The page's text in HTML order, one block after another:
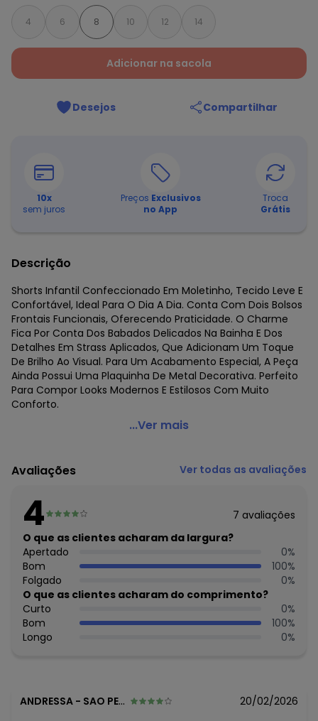
4 6 8 10 12 14
Adicionar na sacola
Desejos Compartilhar
10x
sem juros
Preços Exclusivos
no App
Troca
Grátis
Descrição
Shorts Infantil Confeccionado Em Moletinho, Tecido Leve E
Confortável, Ideal Para O Dia A Dia. Conta Com Dois Bolsos
Frontais Funcionais, Oferecendo Praticidade. O Charme
Fica Por Conta Dos Babados Delicados Na Bainha E Dos
Detalhes Em Strass Aplicados, Que Adicionam Um Toque
De Brilho Ao Visual. Para Um Acabamento Especial, A Peça
Ainda Possui Uma Plaquinha De Metal Decorativa. Perfeito
Para Compor Looks Modernos E Estilosos Com Muito
Conforto.
Trick Nick - Shorts Infantil Moletinho Verde
Comprimento: Curto
Fornecedor: ROVITEX IND E COM DE MALHAS LTDA / CNPJ
Feito: Brasil
Cuidados para conservação do produto: Lavar à mão.
Não usar alvejante.
Não usar secadora.
Secar na sombra.
Passar temperatura mínima.
Não lavar a seco.
Tecido: Moletinho
Composição: Peca Total 100% Algodao
...Ver mais
Avaliações Ver todas as avaliações
4 7 avaliações
O que as clientes acharam da largura?
Apertado
0%
Bom
100%
Folgado
0%
O que as clientes acharam do comprimento?
Curto
0%
Bom
100%
Longo
0%
ANDRESSA - SAO PEDRO DA ALDEIA - RJ 20/02/2026